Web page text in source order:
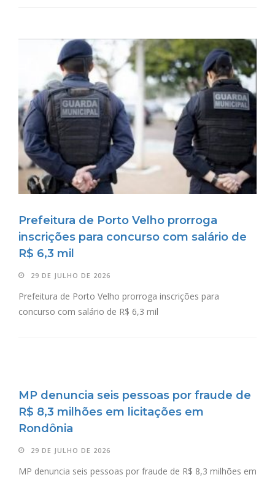
Prefeitura de Porto Velho prorroga
inscrições para concurso com salário de
R$ 6,3 mil
29 DE JULHO DE 2026
Prefeitura de Porto Velho prorroga inscrições para
concurso com salário de R$ 6,3 mil
MP denuncia seis pessoas por fraude de
R$ 8,3 milhões em licitações em
Rondônia
29 DE JULHO DE 2026
MP denuncia seis pessoas por fraude de R$ 8,3 milhões em